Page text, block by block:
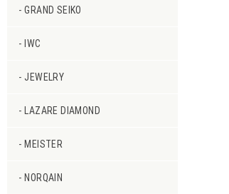
GRAND SEIKO
IWC
JEWELRY
LAZARE DIAMOND
MEISTER
NORQAIN